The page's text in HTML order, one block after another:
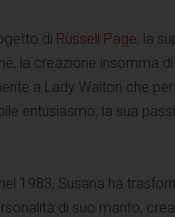
di Russell Page, la
la creazione insomma
a Lady Walton che
entusiasmo, la sua
1983, Susana ha
di suo marito,